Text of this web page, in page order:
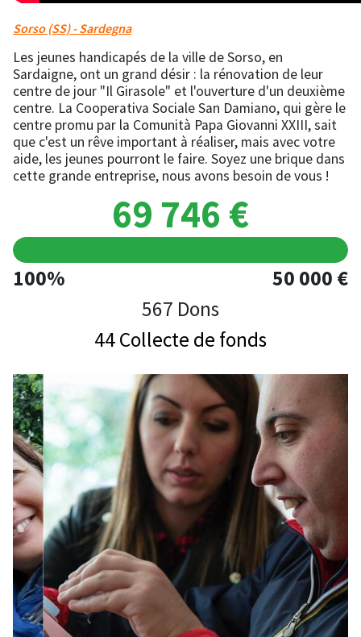
Sorso (SS) - Sardegna
Les jeunes handicapés de la ville de Sorso, en
Sardaigne, ont un grand désir : la rénovation de leur
centre de jour "Il Girasole" et l'ouverture d'un deuxième
centre. La Cooperativa Sociale San Damiano, qui gère le
centre promu par la Comunità Papa Giovanni XXIII, sait
que c'est un rêve important à réaliser, mais avec votre
aide, les jeunes pourront le faire. Soyez une brique dans
cette grande entreprise, nous avons besoin de vous !
69 746 €
100%
50 000 €
567 Dons
44 Collecte de fonds